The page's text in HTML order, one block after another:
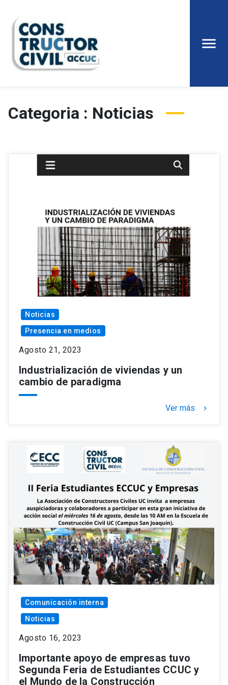
Categoria : Noticias
Noticias
Presencia en medios
Agosto 21, 2023
Industrialización de viviendas y un
cambio de paradigma
Ver más keyboard_arrow_right
Comunicación interna
Noticias
Agosto 16, 2023
Importante apoyo de empresas tuvo
Segunda Feria de Estudiantes CCUC y
el Mundo de la Construcción